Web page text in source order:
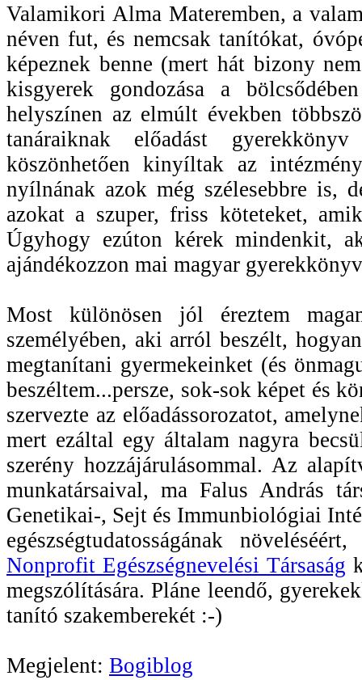
Valamikori Alma Materemben, a
néven fut, és nemcsak tanítókat,
képeznek benne (mert hát bizony
kisgyerek gondozása a
helyszínen az elmúlt években
tanáraiknak előadást
köszönhetően kinyíltak az
nyílnának azok még szélesebbre is,
azokat a szuper, friss köteteket,
Úgyhogy ezúton kérek mindenkit,
ajándékozzon mai magyar
Most különösen jól éreztem
személyében, aki arról beszélt,
megtanítani gyermekeinket (és
beszéltem...persze, sok-sok képet és
szervezte az előadássorozatot,
mert ezáltal egy általam nagyra
szerény hozzájárulásommal. Az
munkatársaival, ma Falus András
Genetikai-, Sejt és Immunbiológiai
egészségtudatosságának
Nonprofit Egészségnevelési Társaság
megszólítására. Pláne leendő,
tanító szakemberekét :-)
Megjelent: Bogiblog